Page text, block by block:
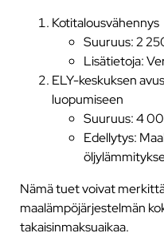
Kotitalousvähennys
Suuruus: 2
Lisätietoja:
ELY-keskuksen
luopumiseen
Suuruus: 4
Edellytys:
Nämä tuet voivat
maalämpöjärjestelmän
takaisinmaksuaikaa.